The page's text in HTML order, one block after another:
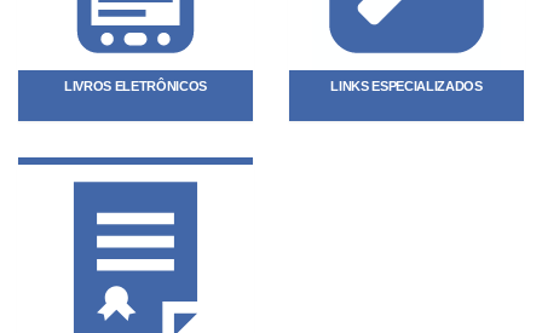
LIVROS ELETRÔNICOS LINKS ESPECIALIZADOS